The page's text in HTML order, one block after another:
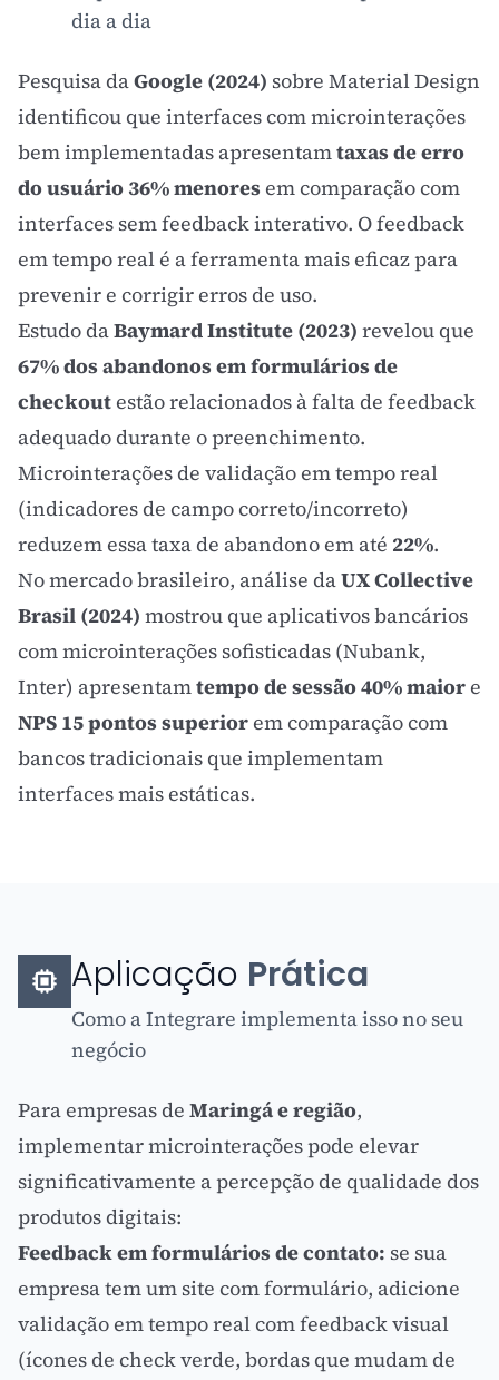
dia a dia
Pesquisa daGoogle (2024) sobre Material Design
identificou que interfaces com microinterações
bem implementadas apresentamtaxas de erro
do usuário 36% menores em comparação com
interfaces sem feedback interativo. O feedback
em tempo real é a ferramenta mais eficaz para
prevenir e corrigir erros de uso.
Estudo daBaymard Institute (2023) revelou que
67% dos abandonos em formulários de
checkoutestão relacionados à falta de feedback
adequado durante o preenchimento.
Microinterações de validação em tempo real
(indicadores de campo correto/incorreto)
reduzem essa taxa de abandono em até 22%.
No mercado brasileiro, análise daUX Collective
Brasil (2024) mostrou que aplicativos bancários
com microinterações sofisticadas (Nubank,
Inter) apresentamtempo de sessão 40% maiore
NPS 15 pontos superiorem comparação com
bancos tradicionais que implementam
interfaces mais estáticas.
Aplicação Prática
Como a Integrare implementa isso no seu
negócio
Para empresas de Maringá e região,
implementar microinterações pode elevar
significativamente a percepção de qualidade dos
produtos digitais:
Feedback em formulários de contato: se sua
empresa tem um site com formulário, adicione
validação em tempo real com feedback visual
(ícones de check verde, bordas que mudam de